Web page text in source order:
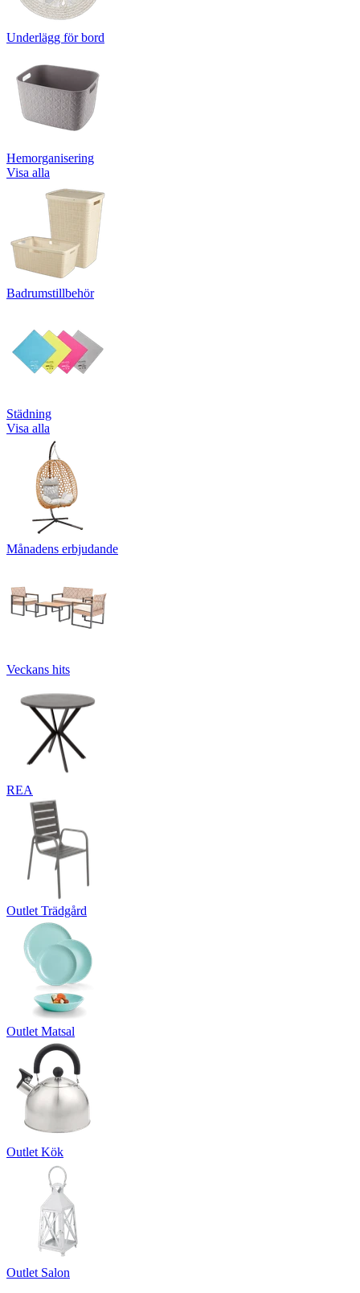
Underlägg för bord
Hemorganisering
Visa alla
Badrumstillbehör
Städning
Visa alla
Månadens erbjudande
Veckans hits
REA
Outlet Trädgård
Outlet Matsal
Outlet Kök
Outlet Salon